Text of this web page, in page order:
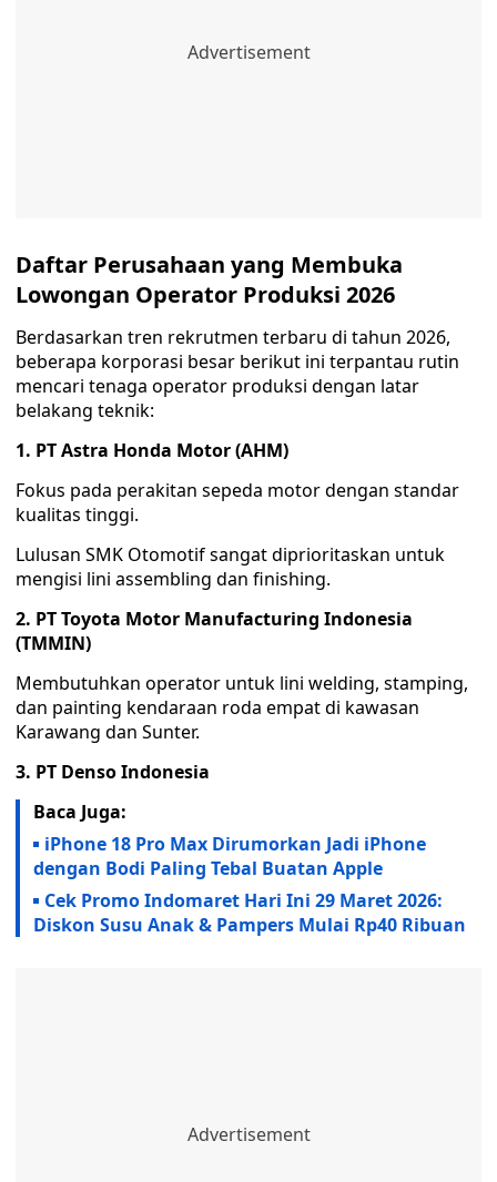
Daftar Perusahaan yang Membuka
Lowongan Operator Produksi 2026
Berdasarkan tren rekrutmen terbaru di tahun 2026,
beberapa korporasi besar berikut ini terpantau rutin
mencari tenaga operator produksi dengan latar
belakang teknik:
1. PT Astra Honda Motor (AHM)
Fokus pada perakitan sepeda motor dengan standar
kualitas tinggi.
Lulusan SMK Otomotif sangat diprioritaskan untuk
mengisi lini assembling dan finishing.
2. PT Toyota Motor Manufacturing Indonesia
(TMMIN)
Membutuhkan operator untuk lini welding, stamping,
dan painting kendaraan roda empat di kawasan
Karawang dan Sunter.
3. PT Denso Indonesia
Baca Juga:
iPhone 18 Pro Max Dirumorkan Jadi iPhone
dengan Bodi Paling Tebal Buatan Apple
Cek Promo Indomaret Hari Ini 29 Maret 2026:
Diskon Susu Anak & Pampers Mulai Rp40 Ribuan